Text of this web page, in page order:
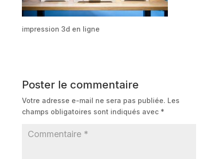
impression 3d en ligne
Poster le commentaire
Votre adresse e-mail ne sera pas publiée. Les
champs obligatoires sont indiqués avec *